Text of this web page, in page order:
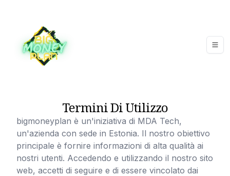
Termini Di Utilizzo
bigmoneyplan è un'iniziativa di MDA Tech,
un'azienda con sede in Estonia. Il nostro obiettivo
principale è fornire informazioni di alta qualità ai
nostri utenti. Accedendo e utilizzando il nostro sito
web, accetti di seguire e di essere vincolato dai